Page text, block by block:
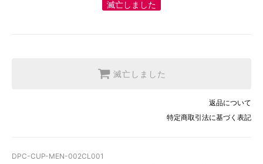
滅亡しました
滅亡しました
返品について
特定商取引法に基づく表記
DPC-CUP-MEN-002CL001